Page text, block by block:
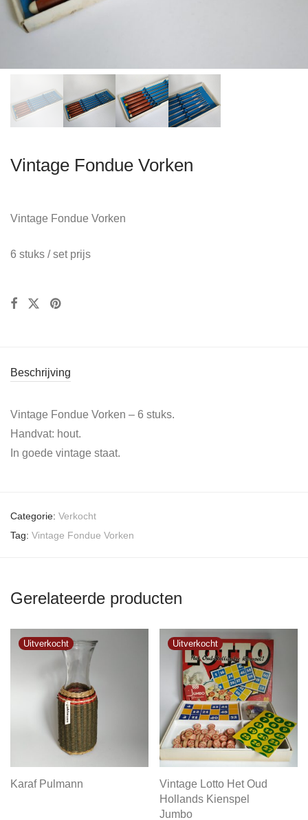
Vintage Fondue Vorken
Vintage Fondue Vorken
6 stuks / set prijs
Beschrijving
Vintage Fondue Vorken – 6 stuks.
Handvat: hout.
In goede vintage staat.
Categorie: Verkocht
Tag: Vintage Fondue Vorken
Gerelateerde producten
Karaf Pulmann
Vintage Lotto Het Oud
Hollands Kienspel
Jumbo